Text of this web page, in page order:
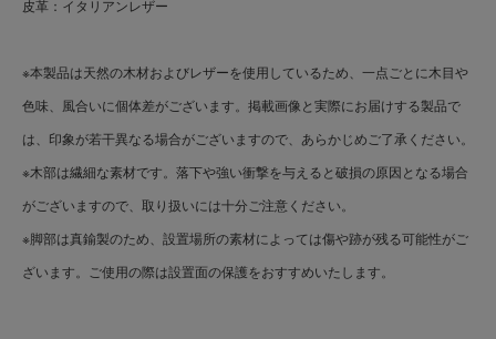
皮革：イタリアンレザー
※本製品は天然の木材およびレザーを使用しているため、一点ごとに木目や
色味、風合いに個体差がございます。掲載画像と実際にお届けする製品で
は、印象が若干異なる場合がございますので、あらかじめご了承ください。
※木部は繊細な素材です。落下や強い衝撃を与えると破損の原因となる場合
がございますので、取り扱いには十分ご注意ください。
※脚部は真鍮製のため、設置場所の素材によっては傷や跡が残る可能性がご
ざいます。ご使用の際は設置面の保護をおすすめいたします。